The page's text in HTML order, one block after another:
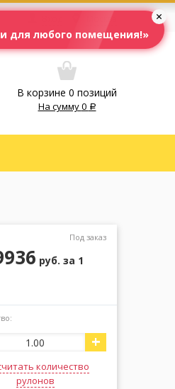
Москва
В корзине 0 позиций
На сумму0
Под заказ
руб. за 1
+
количество
рулонов
для любого помещения!»